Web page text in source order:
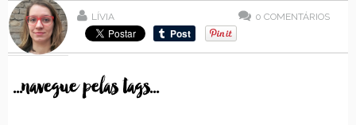
LÍVIA 0 COMENTÁRIOS
...navegue pelas tags...